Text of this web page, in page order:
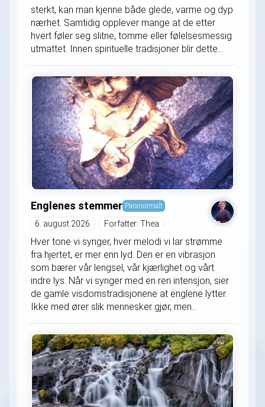
sterkt, kan man kjenne både glede, varme og dyp
nærhet. Samtidig opplever mange at de etter
hvert føler seg slitne, tomme eller følelsesmessig
utmattet. Innen spirituelle tradisjoner blir dette...
Englenes stemmer Paranormalt
6. august 2026 Forfatter: Thea
Hver tone vi synger, hver melodi vi lar strømme
fra hjertet, er mer enn lyd. Den er en vibrasjon
som bærer vår lengsel, vår kjærlighet og vårt
indre lys. Når vi synger med en ren intensjon, sier
de gamle visdomstradisjonene at englene lytter.
Ikke med ører slik mennesker gjør, men...